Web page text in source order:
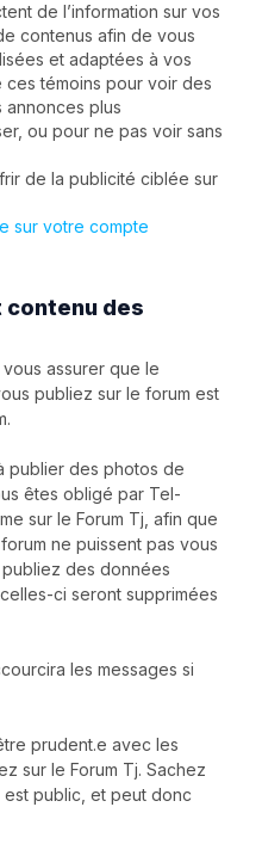
de l’information sur vos
contenus afin de vous
et adaptées à vos
témoins pour voir des
plus
ou pour ne pas voir sans
de la publicité ciblée sur
sur votre compte
contenu des
assurer que le
publiez sur le forum est
publier des photos de
êtes obligé par Tel-
sur le Forum Tj, afin que
ne puissent pas vous
des données
ci seront supprimées
les messages si
prudent.e avec les
sur le Forum Tj. Sachez
public, et peut donc